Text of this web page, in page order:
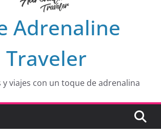
OTRA PERSPECTIVA de RÍO EL
MULITO!
Adrenaline
Traveler
y viajes con un toque de adrenalina